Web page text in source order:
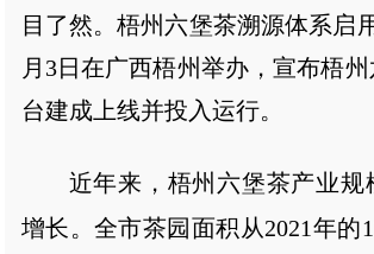
目了然。梧州六堡茶溯源体系启
月3日在广西梧州举办，宣布梧
台建成上线并投入运行。
近年来，梧州六堡茶产业规
增长。全市茶园面积从2021年的